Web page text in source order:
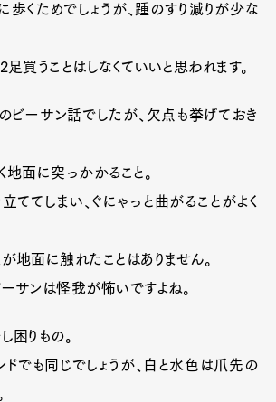
歩くためでしょうが、踵のすり減りが少な
買うことはしなくていいと思われます。
ビーサン話でしたが、欠点も挙げておき
地面に突っかかること。
ててしまい、ぐにゃっと曲がることがよく
地面に触れたことはありません。
サンは怪我が怖いですよね。
困りもの。
ドでも同じでしょうが、白と水色は爪先の